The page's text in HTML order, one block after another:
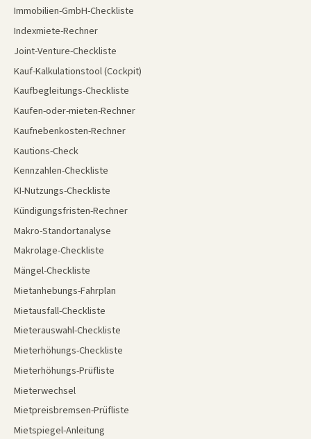
Immobilien-GmbH-Checkliste
Indexmiete-Rechner
Joint-Venture-Checkliste
Kauf-Kalkulationstool (Cockpit)
Kaufbegleitungs-Checkliste
Kaufen-oder-mieten-Rechner
Kaufnebenkosten-Rechner
Kautions-Check
Kennzahlen-Checkliste
KI-Nutzungs-Checkliste
Kündigungsfristen-Rechner
Makro-Standortanalyse
Makrolage-Checkliste
Mängel-Checkliste
Mietanhebungs-Fahrplan
Mietausfall-Checkliste
Mieterauswahl-Checkliste
Mieterhöhungs-Checkliste
Mieterhöhungs-Prüfliste
Mieterwechsel
Mietpreisbremsen-Prüfliste
Mietspiegel-Anleitung